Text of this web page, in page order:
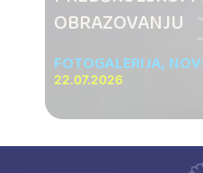
OBRAZOVANJU
FOTOGALERIJA,
22.07.2026